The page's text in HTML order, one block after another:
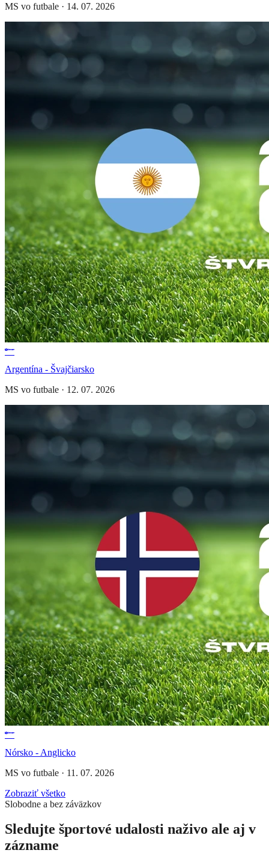
MS vo futbale · 14. 07. 2026
Argentína - Švajčiarsko
MS vo futbale · 12. 07. 2026
Nórsko - Anglicko
MS vo futbale · 11. 07. 2026
Zobraziť všetko
Slobodne a bez záväzkov
Sledujte športové udalosti naživo ale aj v
zázname